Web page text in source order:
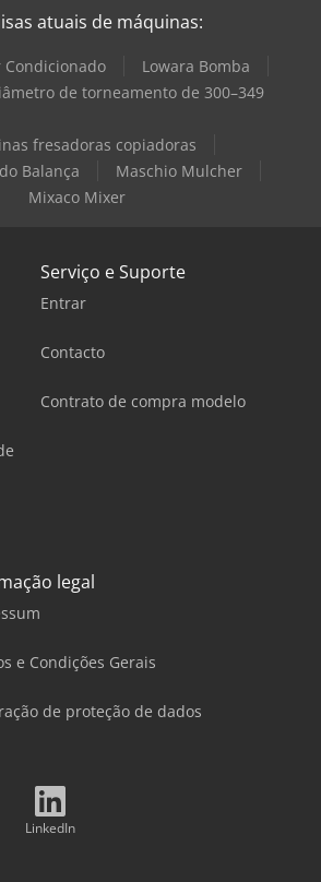
atuais de máquinas:
Lowara Bomba
de torneamento de 300–349
fresadoras copiadoras
Balança
Maschio Mulcher
Mixaco Mixer
Serviço e Suporte
Entrar
Contacto
Contrato de compra modelo
legal
e Condições Gerais
de proteção de dados
LinkedIn